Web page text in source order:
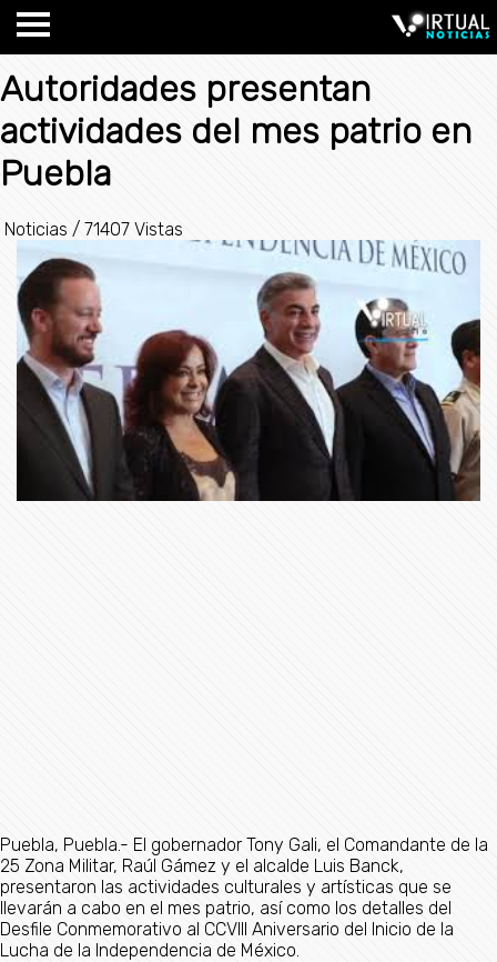
Autoridades presentan
actividades del mes patrio en
Puebla
Noticias / 71407 Vistas
Puebla, Puebla.- El gobernador Tony Gali, el Comandante de la
25 Zona Militar, Raúl Gámez y el alcalde Luis Banck,
presentaron las actividades culturales y artísticas que se
llevarán a cabo en el mes patrio, así como los detalles del
Desfile Conmemorativo al CCVIII Aniversario del Inicio de la
Lucha de la Independencia de México.